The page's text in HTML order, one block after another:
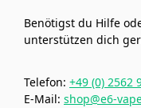
Benötigst du Hilfe
unterstützen dich
Telefon: +49 (0) 2562
E-Mail: shop@e6-